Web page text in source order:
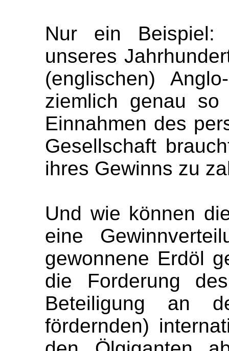
Nur ein
unseres
(englischen)
ziemlich genau
Einnahmen des
Gesellschaft
ihres Gewinns zu
Und wie können
eine
gewonnene Erdöl
die Forderung
Beteiligung an
fördernden)